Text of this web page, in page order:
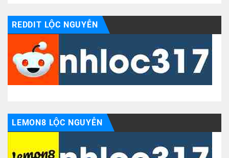
REDDIT LỘC NGUYỄN
LEMON8 LỘC NGUYỄN